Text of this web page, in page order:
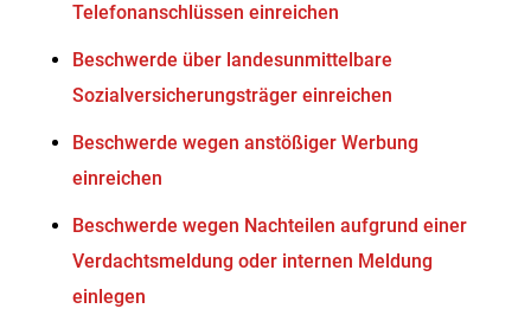
Telefonanschlüssen einreichen
Beschwerde über landesunmittelbare
Sozialversicherungsträger einreichen
Beschwerde wegen anstößiger Werbung
einreichen
Beschwerde wegen Nachteilen aufgrund einer
Verdachtsmeldung oder internen Meldung
einlegen